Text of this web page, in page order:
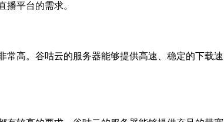
播平台的需求。
常高。谷咕云的服务器能够提供高速、稳定的下载速